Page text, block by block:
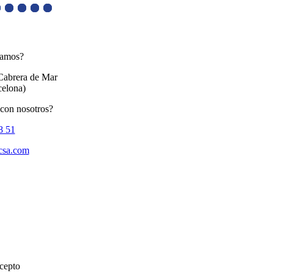
de Mar
nosotros?
51